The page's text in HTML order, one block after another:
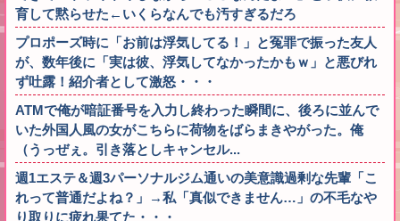
育して黙らせた←いくらなんでも汚すぎるだろ
プロポーズ時に「お前は浮気してる！」と冤罪で振った友人
が、数年後に「実は彼、浮気してなかったかもｗ」と悪びれ
ず吐露！紹介者として激怒・・・
ATMで俺が暗証番号を入力し終わった瞬間に、後ろに並んで
いた外国人風の女がこちらに荷物をばらまきやがった。俺
（うっぜぇ。引き落としキャンセル...
週1エステ＆週3パーソナルジム通いの美意識過剰な先輩「こ
れって普通だよね？」→私「真似できません…」の不毛なや
り取りに疲れ果てた・・・